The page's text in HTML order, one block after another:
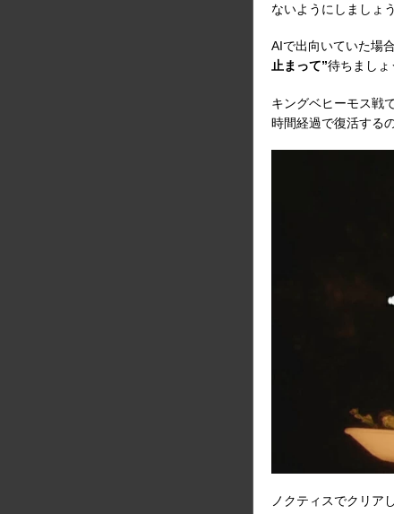
ないようにしましょう
AIで出向いていた場
止まって”待ちましょ
キングベヒーモス戦
時間経過で復活する
ノクティスでクリア